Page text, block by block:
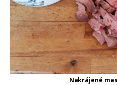
Nakrájené